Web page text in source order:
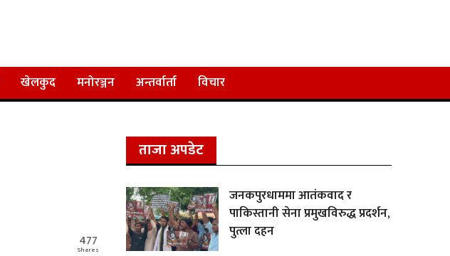
खेलकुद मनोरञ्जन अन्तर्वार्ता विचार
477
Shares
ताजा अपडेट
जनकपुरधाममा आतंकवाद र
पाकिस्तानी सेना प्रमुखविरुद्ध प्रदर्शन,
पुत्ला दहन